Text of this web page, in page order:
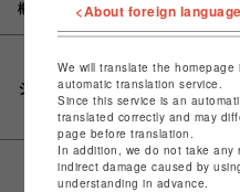
概要
シェアする
<About foreign
We will translate the
automatic translation service.
Since this service is an
translated correctly and may
page before translation.
In addition, we do not take any
indirect damage caused by
understanding in advance.